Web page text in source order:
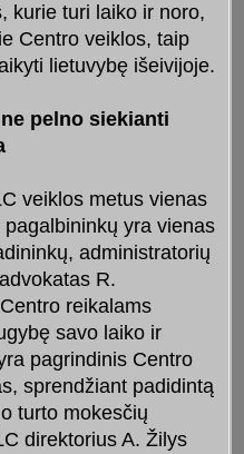
kurie turi laiko ir noro,
Centro veiklos, taip
lietuvybę išeivijoje.
pelno siekianti
veiklos metus vienas
yra vienas
administratorių
R.
reikalams
savo laiko ir
pagrindinis Centro
sprendžiant padidintą
turto mokesčių
direktorius A. Žilys